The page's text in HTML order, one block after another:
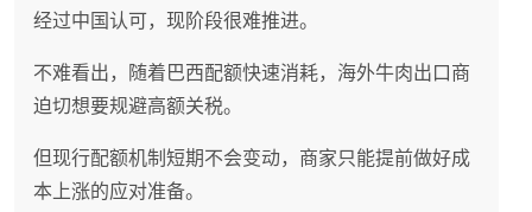
经过中国认可，现阶段很难推进。
不难看出，随着巴西配额快速消耗，海外牛肉出口商
迫切想要规避高额关税。
但现行配额机制短期不会变动，商家只能提前做好成
本上涨的应对准备。